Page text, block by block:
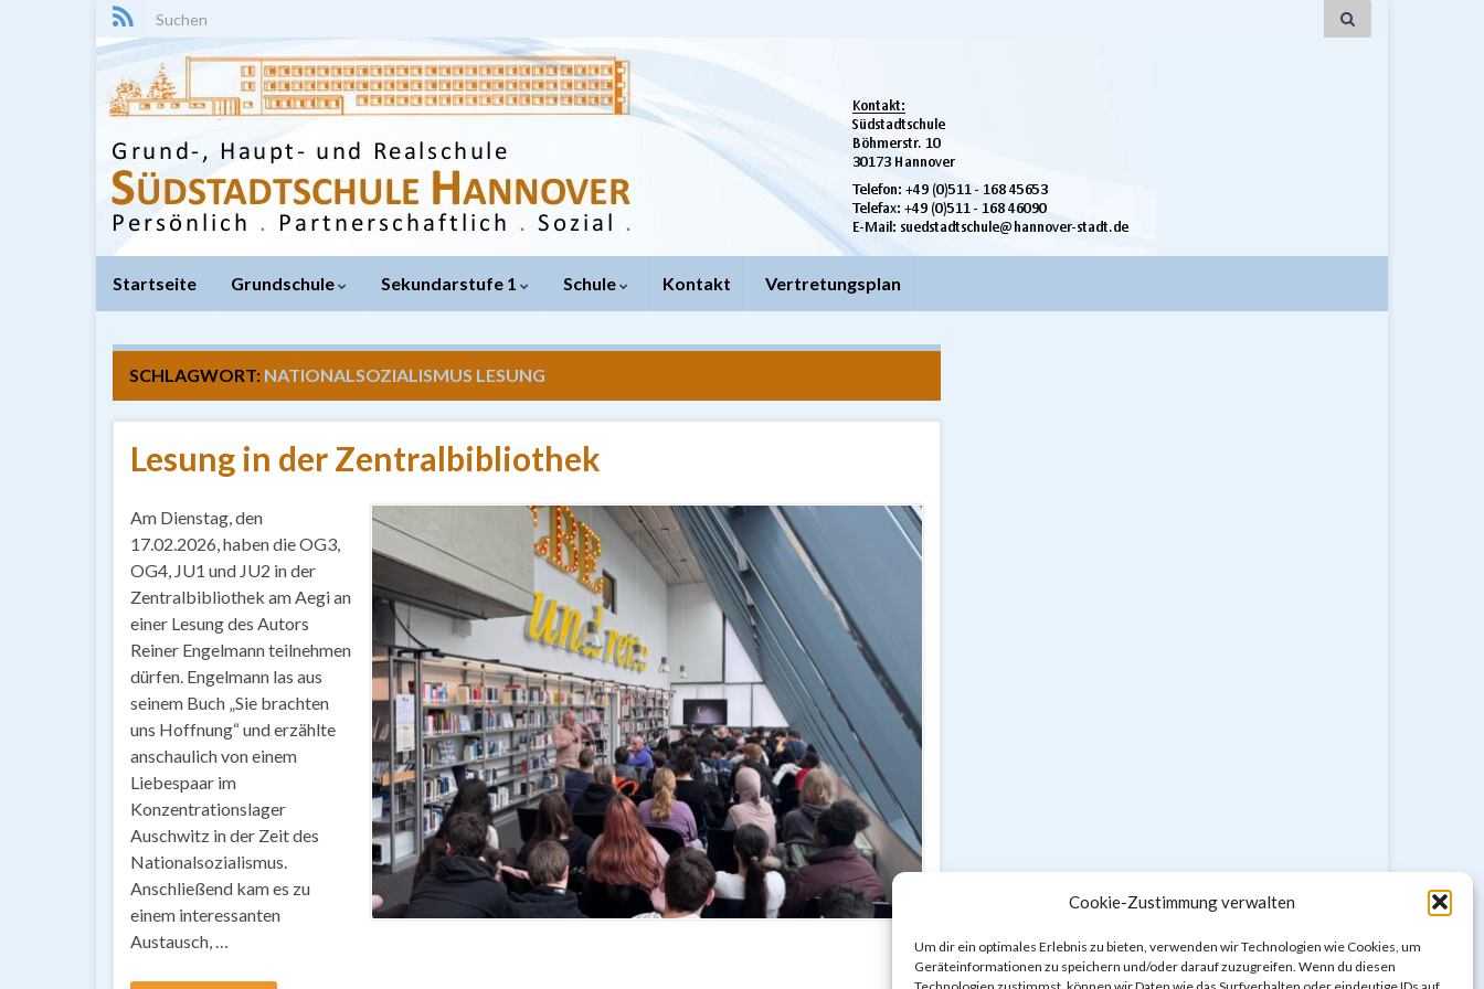
Cookie-Zustimmung verwalten
Um dir ein optimales Erlebnis zu bieten, verwenden wir Technologien wie Cookies, um
Geräteinformationen zu speichern und/oder darauf zuzugreifen. Wenn du diesen
Search for:
Startseite Grundschule Sekundarstufe 1 Schule Kontakt Vertretungsplan
SCHLAGWORT: NATIONALSOZIALISMUS LESUNG
Lesung in der Zentralbibliothek
Am Dienstag, den
17.02.2026, haben die OG3,
OG4, JU1 und JU2 in der
Zentralbibliothek am Aegi an
einer Lesung des Autors
Reiner Engelmann teilnehmen
dürfen. Engelmann las aus
seinem Buch „Sie brachten
uns Hoffnung“ und erzählte
anschaulich von einem
Liebespaar im
Konzentrationslager
Auschwitz in der Zeit des
Nationalsozialismus.
Anschließend kam es zu
einem interessanten
Austausch, …